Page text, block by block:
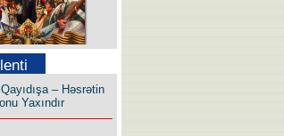
Alışarlı yazır
– Həsrətin
Yaxındır